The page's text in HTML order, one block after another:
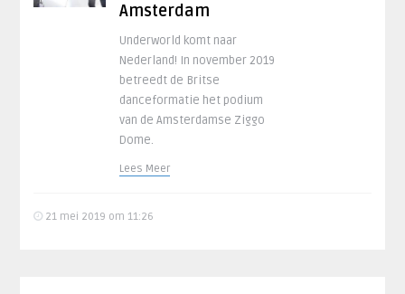
Amsterdam
Underworld komt naar
Nederland! In november 2019
betreedt de Britse
danceformatie het podium
van de Amsterdamse Ziggo
Dome.
Lees Meer
21 mei 2019 om 11:26